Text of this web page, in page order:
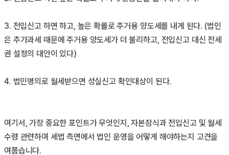
3. 전입신고 하면 하고, 높은 확률로 주거용 양도세를 내게 된다. (법인
은 추가과세 때문에 주거용 양도세가 더 불리하고, 전입신고 대신 전세
권 설정의 대안이 있다)
4. 법인명의로 월세받으면 성실신고 확인대상이 된다.
여기서, 가장 중요한 포인트가 무엇인지, 자본잠식과 전입신고 및 월세
수령 관련하여 세법 측면에서 법인 운영을 어떻게 해야하는지 고견을
여쭙습니다.